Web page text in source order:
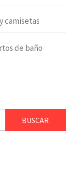
camisetas
de baño